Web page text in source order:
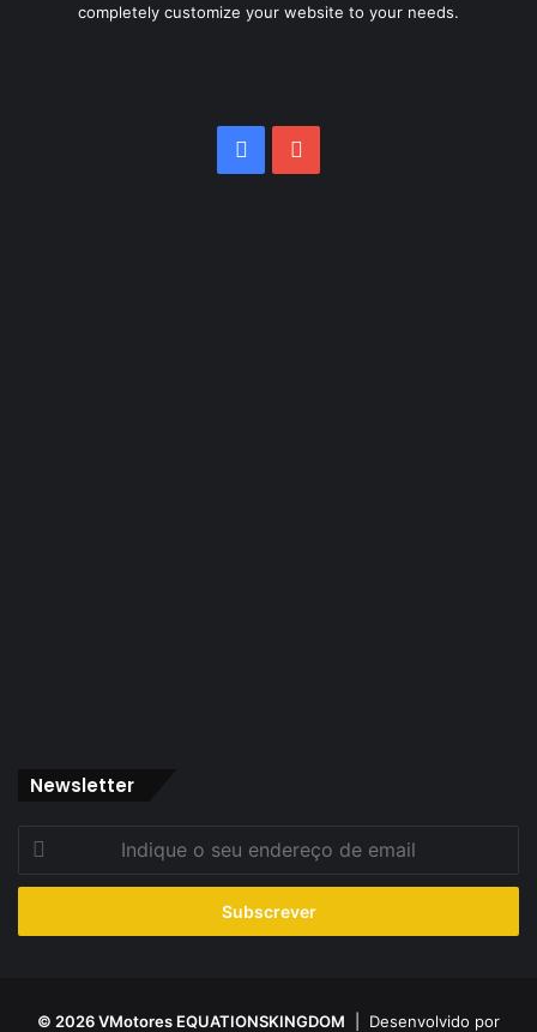
completely customize your website to your needs.
Facebook
Newsletter
seu
de
© 2026 VMotores EQUATIONSKINGDOM | Desenvolvido por